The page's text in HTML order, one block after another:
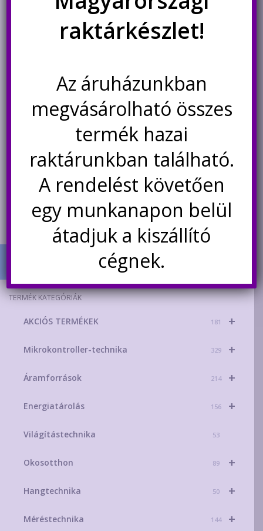
LM324N quad általános célú
Kosárba teszem
UA741 általános célú műveleti
erősítő
99Ft
Kosárba teszem
TERMÉK KATEGÓRIÁK
+
AKCIÓS TERMÉKEK 181
+
Mikrokontroller-technika 329
+
Áramforrások 214
+
Energiatárolás 156
Világítástechnika 53
+
Okosotthon 89
+
Hangtechnika 50
+
Méréstechnika 144
raktárkészlet!
Az áruházunkban
megvásárolható összes
termék hazai
raktárunkban található.
A rendelést követően
egy munkanapon belül
átadjuk a kiszállító
cégnek.